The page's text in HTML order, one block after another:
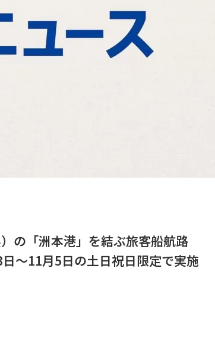
の「洲本港」を結ぶ旅客船航路
～11月5日の土日祝日限定で実施